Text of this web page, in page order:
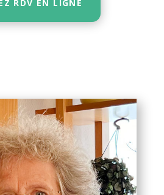
RDV EN LIGNE